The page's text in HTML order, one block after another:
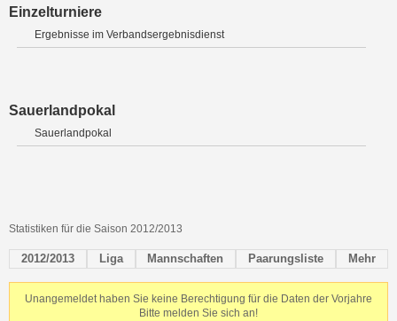
Einzelturniere
Ergebnisse im Verbandsergebnisdienst
Sauerlandpokal
Sauerlandpokal
Statistiken für die Saison 2012/2013
2012/2013 Liga Mannschaften Paarungsliste Mehr
Unangemeldet haben Sie keine Berechtigung für die Daten der Vorjahre
Bitte melden Sie sich an!